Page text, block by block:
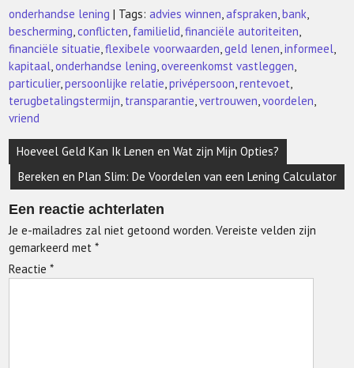
onderhandse lening | Tags:advies winnen,afspraken,bank,
bescherming,conflicten, familielid,financiële autoriteiten,
financiële situatie,flexibele voorwaarden,geld lenen,informeel,
kapitaal,onderhandse lening,overeenkomst vastleggen,
particulier,persoonlijke relatie,privépersoon,rentevoet,
terugbetalingstermijn, transparantie,vertrouwen,voordelen,
vriend
Berichtnavigatie
Hoeveel Geld Kan Ik Lenen en Wat zijn Mijn Opties?
Bereken en Plan Slim: De Voordelen van een Lening Calculator
Een reactie achterlaten
Je e-mailadres zal niet getoond worden. Vereiste velden zijn
gemarkeerd met*
Reactie*